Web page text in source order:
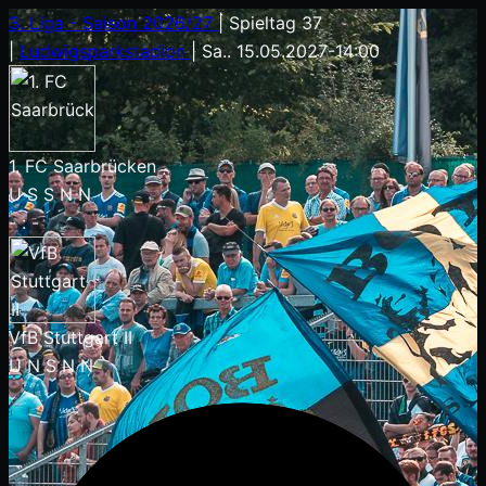
3. Liga - Saison 2026/27 | Spieltag 37
| Ludwigsparkstadion| Sa.. 15.05.2027-14:00
1. FC Saarbrücken
USSNN
- : -
VfB Stuttgart II
UNSNN